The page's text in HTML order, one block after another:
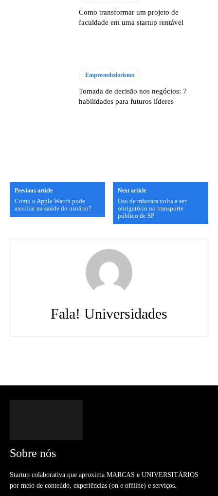
Como transformar um projeto de
faculdade em uma startup rentável
Empreendedorismo
Tomada de decisão nos negócios: 7
habilidades para futuros líderes
Previous article
Como o Apple Watch pode
auxiliar na saúde do usuário?
Next article
Uso de máscara volta a ser
obrigatório no transporte
público de SP
Fala! Universidades
Sobre nós
Startup colaborativa que aproxima MARCAS e UNIVERSITÁRIOS
por meio de conteúdo, experiências (on e offline) e serviços.